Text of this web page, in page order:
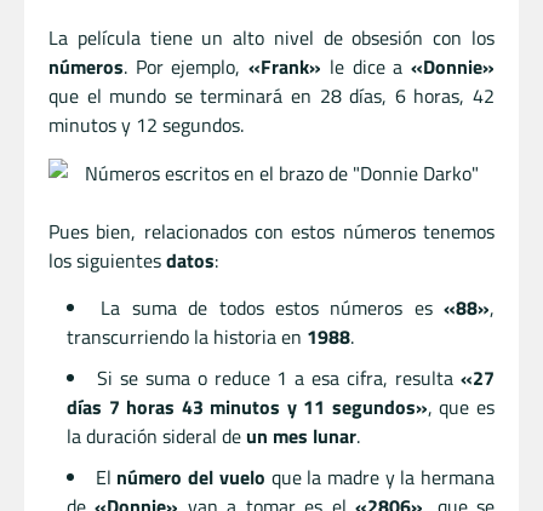
La película tiene un alto nivel de obsesión con los
números. Por ejemplo,«Frank» le dice a«Donnie»
que el mundo se terminará en 28 días, 6 horas, 42
minutos y 12 segundos.
Pues bien, relacionados con estos números tenemos
los siguientesdatos:
La suma de todos estos números es «88»,
transcurriendo la historia en 1988.
Si se suma o reduce 1 a esa cifra, resulta«27
días 7 horas 43 minutos y 11 segundos», que es
la duración sideral de un mes lunar.
El número del vuelo que la madre y la hermana